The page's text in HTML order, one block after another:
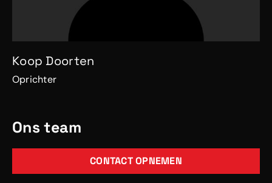
Koop Doorten
Oprichter
Ons team
CONTACT OPNEMEN